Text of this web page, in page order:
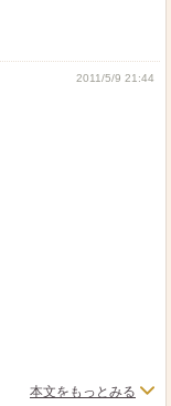
2011/5/9 21:44
本文をもっとみる